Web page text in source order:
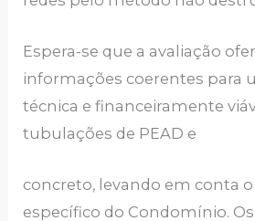
Espera-se que a avaliação
informações coerentes para
técnica e financeiramente
tubulações de PEAD e
concreto, levando em conta
específico do Condomínio.